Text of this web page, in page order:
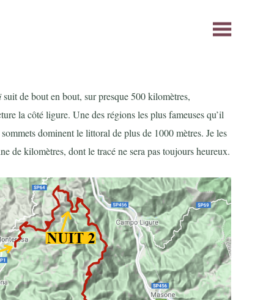
suit de bout en bout, sur presque 500 kilomètres,
la côté ligure. Une des régions les plus fameuses qu’il
dominent le littoral de plus de 1000 mètres. Je les
de kilomètres, dont le tracé ne sera pas toujours heureux.